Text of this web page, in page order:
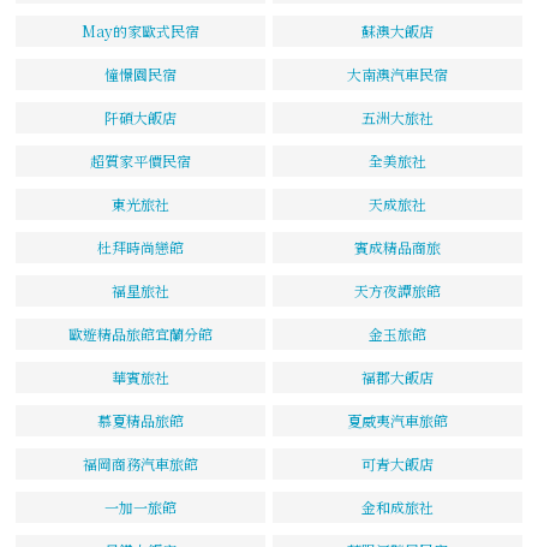
May的家歐式民宿 蘇澳大飯店
憧憬園民宿 大南澳汽車民宿
阡碩大飯店 五洲大旅社
超質家平價民宿 全美旅社
東光旅社 天成旅社
杜拜時尚戀館 賓成精品商旅
福星旅社 天方夜譚旅館
歐遊精品旅館宜蘭分館 金玉旅館
華賓旅社 福郡大飯店
慕夏精品旅館 夏威夷汽車旅館
福岡商務汽車旅館 可青大飯店
一加一旅館 金和成旅社